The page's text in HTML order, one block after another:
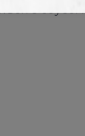
з соусом